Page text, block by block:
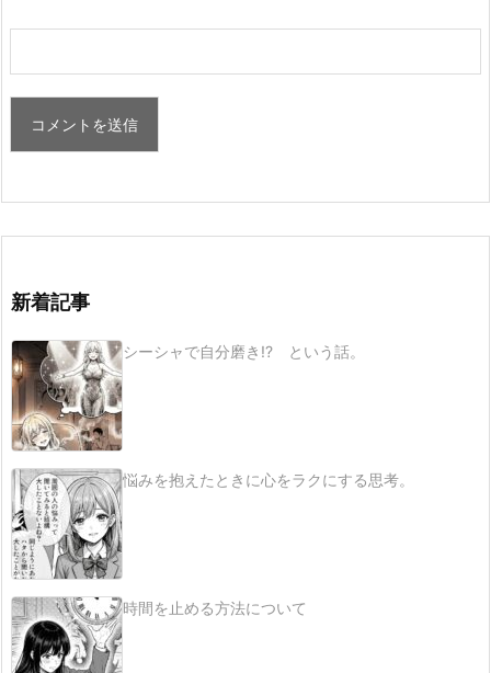
新着記事
シーシャで自分磨き!? という話。
悩みを抱えたときに心をラクにする思考。
時間を止める方法について